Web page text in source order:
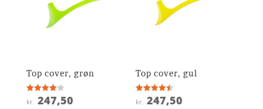
Top cover, grøn
Vurderet
4.1
kr. 247,50
Top cover, gul
Vurderet
4.5
kr. 247,50